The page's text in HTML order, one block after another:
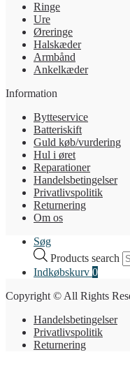
Ringe
Ure
Øreringe
Halskæder
Armbånd
Ankelkæder
Information
Bytteservice
Batteriskift
Guld køb/vurdering
Hul i øret
Reparationer
Handelsbetingelser
Privatlivspolitik
Returnering
Om os
Søg
Products search
Indkøbskurv 0
Copyright © All Rights
Handelsbetingelser
Privatlivspolitik
Returnering